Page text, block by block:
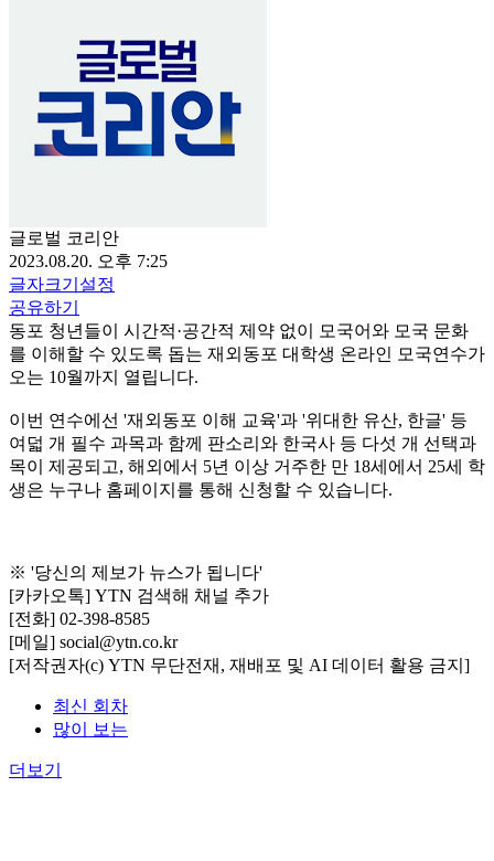
글로벌 코리안
2023.08.20. 오후 7:25
글자크기설정
공유하기
동포 청년들이 시간적·공간적 제약 없이 모국어와 모국 문화
를 이해할 수 있도록 돕는 재외동포 대학생 온라인 모국연수가
오는 10월까지 열립니다.
이번 연수에선 '재외동포 이해 교육'과 '위대한 유산, 한글' 등
여덟 개 필수 과목과 함께 판소리와 한국사 등 다섯 개 선택과
목이 제공되고, 해외에서 5년 이상 거주한 만 18세에서 25세 학
생은 누구나 홈페이지를 통해 신청할 수 있습니다.
※ '당신의 제보가 뉴스가 됩니다'
[카카오톡] YTN 검색해 채널 추가
[전화] 02-398-8585
[메일] social@ytn.co.kr
[저작권자(c) YTN 무단전재, 재배포 및 AI 데이터 활용 금지]
최신 회차
많이 보는
더보기